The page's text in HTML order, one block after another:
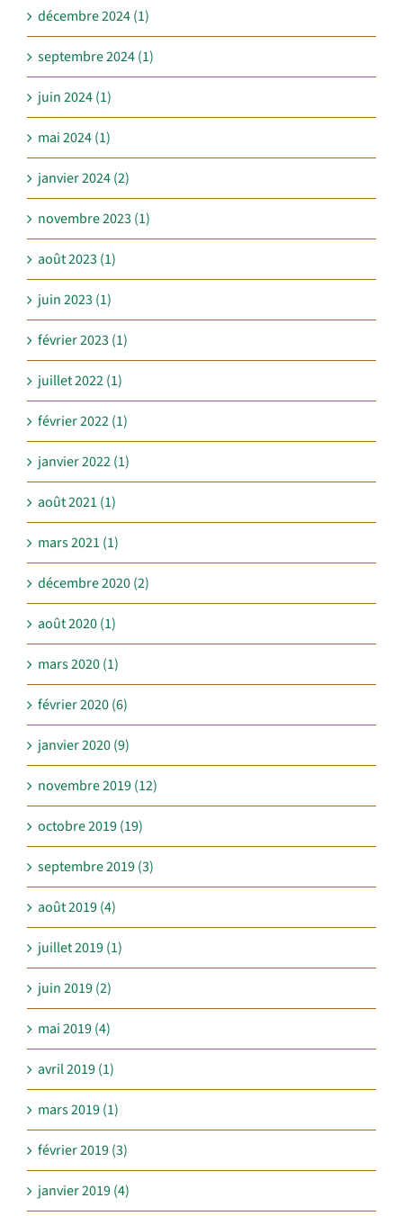
décembre 2024 (1)
septembre 2024 (1)
juin 2024 (1)
mai 2024 (1)
janvier 2024 (2)
novembre 2023 (1)
août 2023 (1)
juin 2023 (1)
février 2023 (1)
juillet 2022 (1)
février 2022 (1)
janvier 2022 (1)
août 2021 (1)
mars 2021 (1)
décembre 2020 (2)
août 2020 (1)
mars 2020 (1)
février 2020 (6)
janvier 2020 (9)
novembre 2019 (12)
octobre 2019 (19)
septembre 2019 (3)
août 2019 (4)
juillet 2019 (1)
juin 2019 (2)
mai 2019 (4)
avril 2019 (1)
mars 2019 (1)
février 2019 (3)
janvier 2019 (4)